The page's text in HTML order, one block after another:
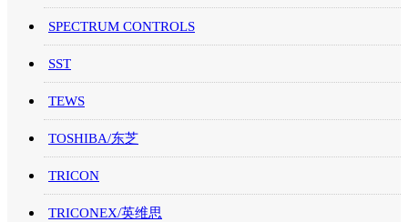
SPECTRUM CONTROLS
SST
TEWS
TOSHIBA/东芝
TRICON
TRICONEX/英维思